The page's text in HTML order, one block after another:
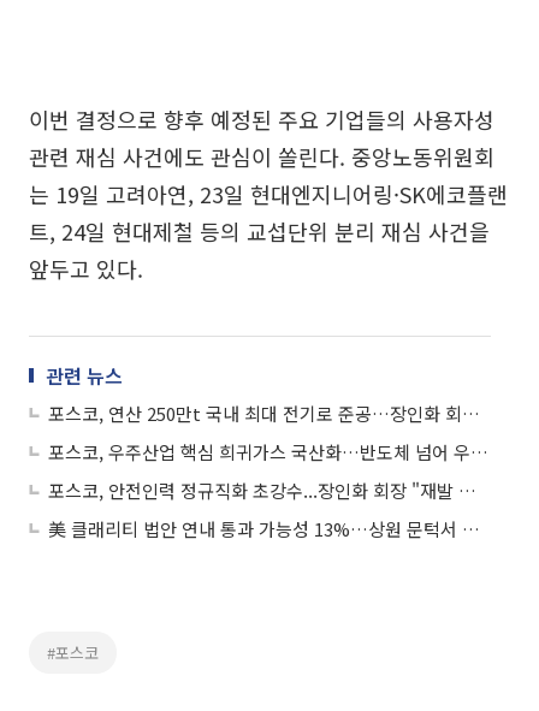
이번 결정으로 향후 예정된 주요 기업들의 사용자성
관련 재심 사건에도 관심이 쏠린다. 중앙노동위원회
는 19일 고려아연, 23일 현대엔지니어링·SK에코플랜
트, 24일 현대제철 등의 교섭단위 분리 재심 사건을
앞두고 있다.
관련 뉴스
포스코, 연산 250만t 국내 최대 전기로 준공…장인화 회장 “글로벌 시장 판도 바꿀 것”
포스코, 우주산업 핵심 희귀가스 국산화…반도체 넘어 우주로 간다
포스코, 안전인력 정규직화 초강수...장인화 회장 "재발 원천 차단"
美 클래리티 법안 연내 통과 가능성 13%…상원 문턱서 제동
#포스코